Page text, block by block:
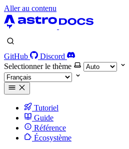
Aller au contenu
GitHub
Discord
Selectionner le thème
Tutoriel
Guide
Référence
Écosystème